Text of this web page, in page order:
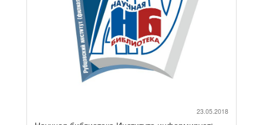
23.05.2018